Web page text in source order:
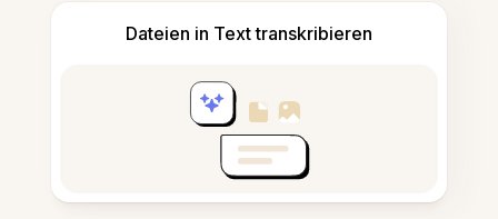
Dateien in Text transkribieren